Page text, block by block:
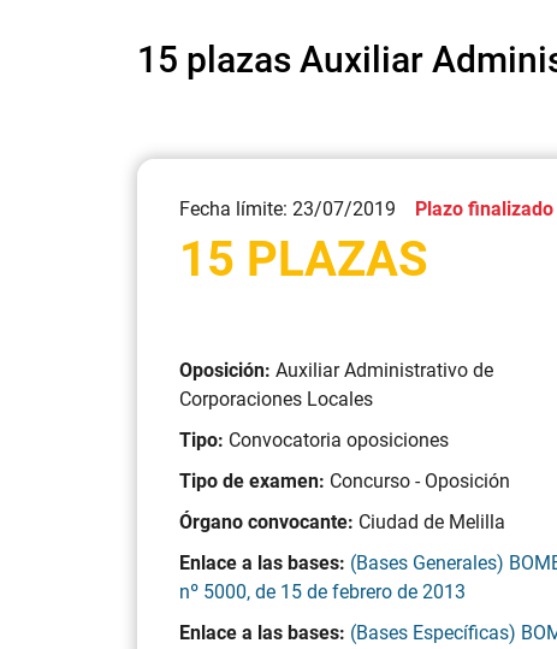
15 plazas Auxiliar
Fecha límite: 23/07/2019 Plazo finalizado
15 PLAZAS
Oposición: Auxiliar Administrativo de
Corporaciones Locales
Tipo: Convocatoria oposiciones
Tipo de examen: Concurso - Oposición
Órgano convocante: Ciudad de Melilla
Enlace a las bases: (Bases Generales)
nº 5000, de 15 de febrero de 2013
Enlace a las bases: (Bases Específicas)